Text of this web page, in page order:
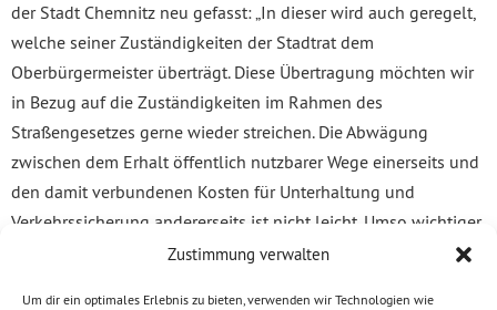
Zustimmung verwalten
Um dir ein optimales Erlebnis zu bieten, verwenden wir Technologien wie
der Stadt Chemnitz neu gefasst: „In dieser wird auch geregelt,
welche seiner Zuständigkeiten der Stadtrat dem
Oberbürgermeister überträgt. Diese Übertragung möchten wir
in Bezug auf die Zuständigkeiten im Rahmen des
Straßengesetzes gerne wieder streichen. Die Abwägung
zwischen dem Erhalt öffentlich nutzbarer Wege einerseits und
den damit verbundenen Kosten für Unterhaltung und
Verkehrssicherung andererseits ist nicht leicht. Umso wichtiger
ist es, gemeinsam zu entscheiden und dabei auch die Position